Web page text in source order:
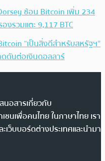
ช้อน Bitcoin เพิ่ม 234
งรวมแตะ 9,117 BTC
“เป็นสิ่งดีสำหรับสหรัฐฯ”
ดดันต่อเงินดอลลาร์
นอสารเกี่ยวกับ
ชนเพื่อคนไทย ในภาษาไทย เรา
ว็บบอร์ดต่างประเทศและนำมา